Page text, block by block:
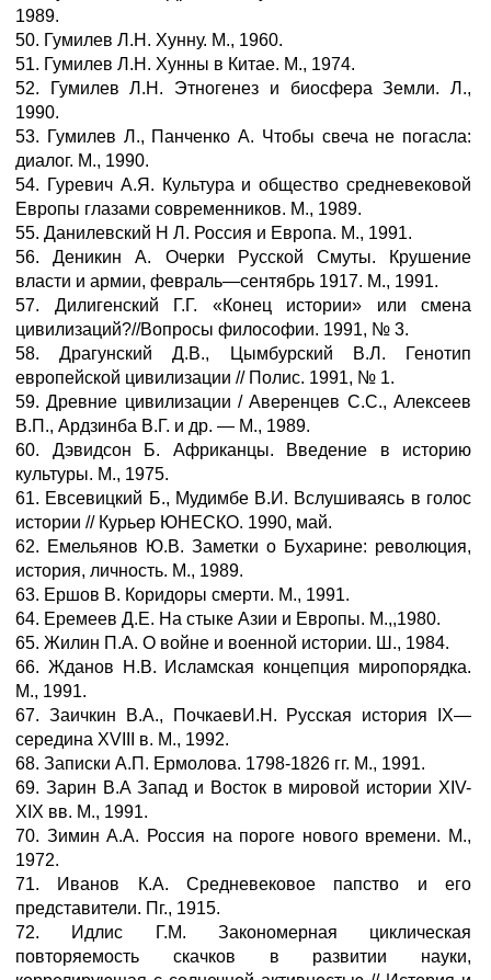
1989.
50. Гумилев Л.Н. Хунну. М., 1960.
51. Гумилев Л.Н. Хунны в Китае. М., 1974.
52. Гумилев Л.Н. Этногенез и биосфера Земли. Л.,
1990.
53. Гумилев Л., Панченко А. Чтобы свеча не погасла:
диалог. М., 1990.
54. Гуревич А.Я. Культура и общество средневековой
Европы глазами современников. М., 1989.
55. Данилевский Н Л. Россия и Европа. М., 1991.
56. Деникин А. Очерки Русской Смуты. Крушение
власти и армии, февраль—сентябрь 1917. М., 1991.
57. Дилигенский Г.Г. «Конец истории» или смена
цивилизаций?//Вопросы философии. 1991, № 3.
58. Драгунский Д.В., Цымбурский В.Л. Генотип
европейской цивилизации // Полис. 1991, № 1.
59. Древние цивилизации / Аверенцев С.С., Алексеев
В.П., Ардзинба В.Г. и др. — М., 1989.
60. Дэвидсон Б. Африканцы. Введение в историю
культуры. М., 1975.
61. Евсевицкий Б., Мудимбе В.И. Вслушиваясь в голос
истории // Курьер ЮНЕСКО. 1990, май.
62. Емельянов Ю.В. Заметки о Бухарине: революция,
история, личность. М., 1989.
63. Ершов В. Коридоры смерти. М., 1991.
64. Еремеев Д.Е. На стыке Азии и Европы. М.,,1980.
65. Жилин П.А. О войне и военной истории. Ш., 1984.
66. Жданов Н.В. Исламская концепция миропорядка.
М., 1991.
67. Заичкин В.А., ПочкаевИ.Н. Русская история IX—
середина XVIII в. М., 1992.
68. Записки А.П. Ермолова. 1798-1826 гг. М., 1991.
69. Зарин В.А Запад и Восток в мировой истории XIV-
XIX вв. М., 1991.
70. Зимин А.А. Россия на пороге нового времени. М.,
1972.
71. Иванов К.А. Средневековое папство и его
представители. Пг., 1915.
72. Идлис Г.М. Закономерная циклическая
повторяемость скачков в развитии науки,